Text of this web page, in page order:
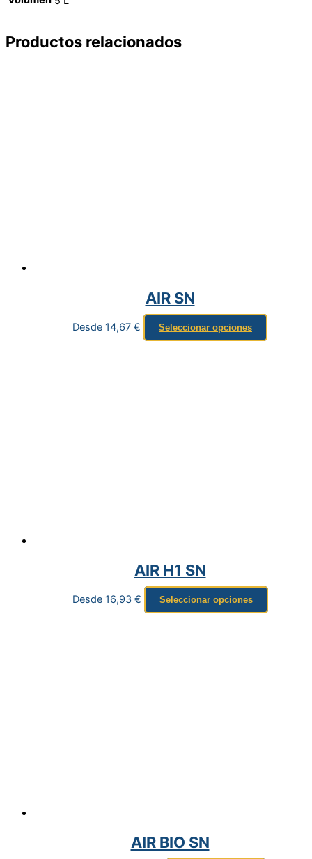
Productos relacionados
AIR SN
Desde 14,67 € Seleccionar opciones
AIR H1 SN
Desde 16,93 € Seleccionar opciones
AIR BIO SN